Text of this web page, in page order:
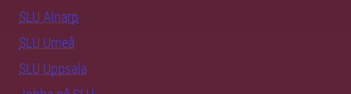
SLU Alnarp
SLU Umeå
SLU Uppsala